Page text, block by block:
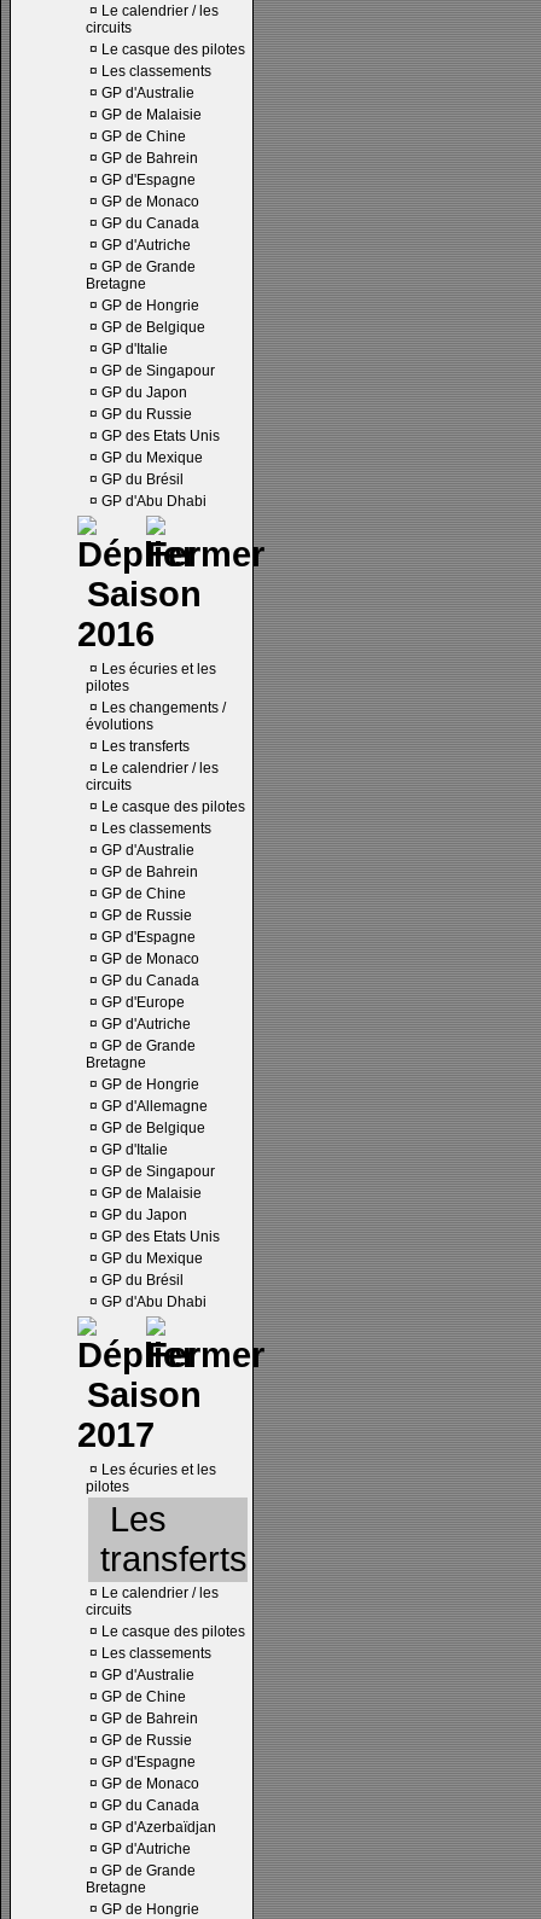
¤ Le calendrier / les
circuits
¤ Le casque des pilotes
¤ Les classements
¤ GP d'Australie
¤ GP de Malaisie
¤ GP de Chine
¤ GP de Bahrein
¤ GP d'Espagne
¤ GP de Monaco
¤ GP du Canada
¤ GP d'Autriche
¤ GP de Grande
Bretagne
¤ GP de Hongrie
¤ GP de Belgique
¤ GP d'Italie
¤ GP de Singapour
¤ GP du Japon
¤ GP du Russie
¤ GP des Etats Unis
¤ GP du Mexique
¤ GP du Brésil
¤ GP d'Abu Dhabi
Saison
2016
¤ Les écuries et les
pilotes
¤ Les changements /
évolutions
¤ Les transferts
¤ Le calendrier / les
circuits
¤ Le casque des pilotes
¤ Les classements
¤ GP d'Australie
¤ GP de Bahrein
¤ GP de Chine
¤ GP de Russie
¤ GP d'Espagne
¤ GP de Monaco
¤ GP du Canada
¤ GP d'Europe
¤ GP d'Autriche
¤ GP de Grande
Bretagne
¤ GP de Hongrie
¤ GP d'Allemagne
¤ GP de Belgique
¤ GP d'Italie
¤ GP de Singapour
¤ GP de Malaisie
¤ GP du Japon
¤ GP des Etats Unis
¤ GP du Mexique
¤ GP du Brésil
¤ GP d'Abu Dhabi
Saison
2017
¤ Les écuries et les
pilotes
Les
transferts
¤ Le calendrier / les
circuits
¤ Le casque des pilotes
¤ Les classements
¤ GP d'Australie
¤ GP de Chine
¤ GP de Bahrein
¤ GP de Russie
¤ GP d'Espagne
¤ GP de Monaco
¤ GP du Canada
¤ GP d'Azerbaïdjan
¤ GP d'Autriche
¤ GP de Grande
Bretagne
¤ GP de Hongrie